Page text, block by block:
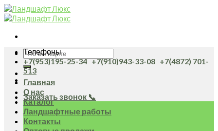
Skip
to
Искать:
Главная
О нас
Каталог
Ландшафтные работы
Контакты
Телефоны
+7(953)195-25-34 +7(910)943-33-08 +7(4872) 701-
513
Заказать звонок 📞